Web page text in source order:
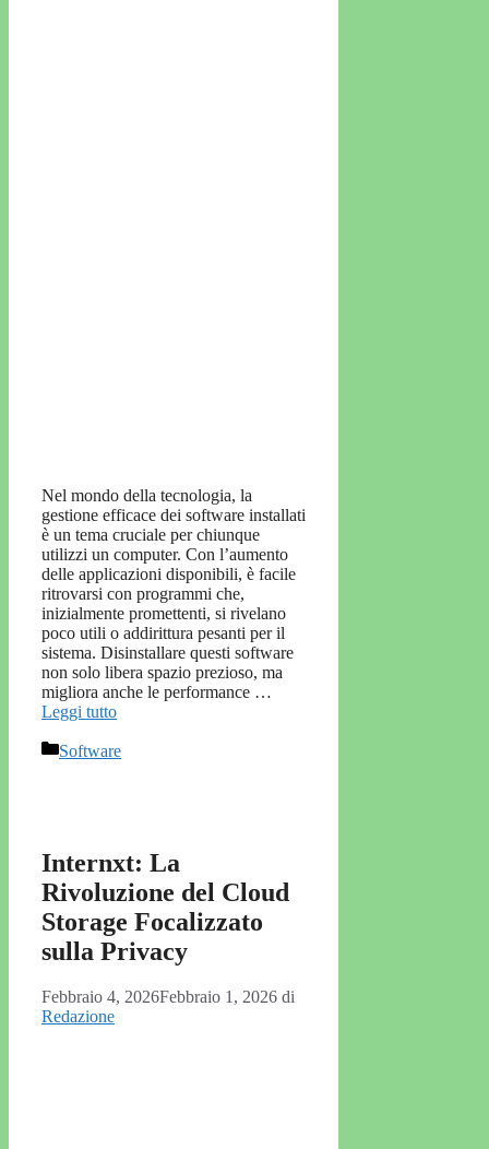
Nel mondo della tecnologia, la
gestione efficace dei software installati
è un tema cruciale per chiunque
utilizzi un computer. Con l’aumento
delle applicazioni disponibili, è facile
ritrovarsi con programmi che,
inizialmente promettenti, si rivelano
poco utili o addirittura pesanti per il
sistema. Disinstallare questi software
non solo libera spazio prezioso, ma
migliora anche le performance …
Leggi tutto
Categorie
Software
Internxt: La
Rivoluzione del Cloud
Storage Focalizzato
sulla Privacy
Febbraio 4, 2026Febbraio 1, 2026 di
Redazione